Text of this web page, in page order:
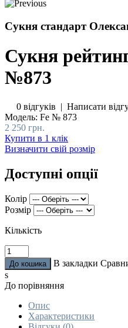
Сукня стандарт
Сукня
№873
0 відгуків | Написати
Модель: Fe № 873
2 250 грн.
Купити в 1 клік
Визначити свій розмір
Доступні опції
Колір
Розмір
Кількість
В закладки
s
До порівняння
Опис
Характеристики